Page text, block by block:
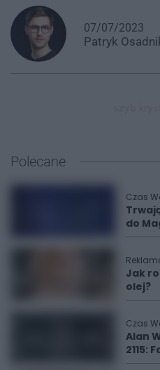
07/07/2023
Patryk
Polecane
Czas
do
Jak
olej?
Czas
Alan
2115: